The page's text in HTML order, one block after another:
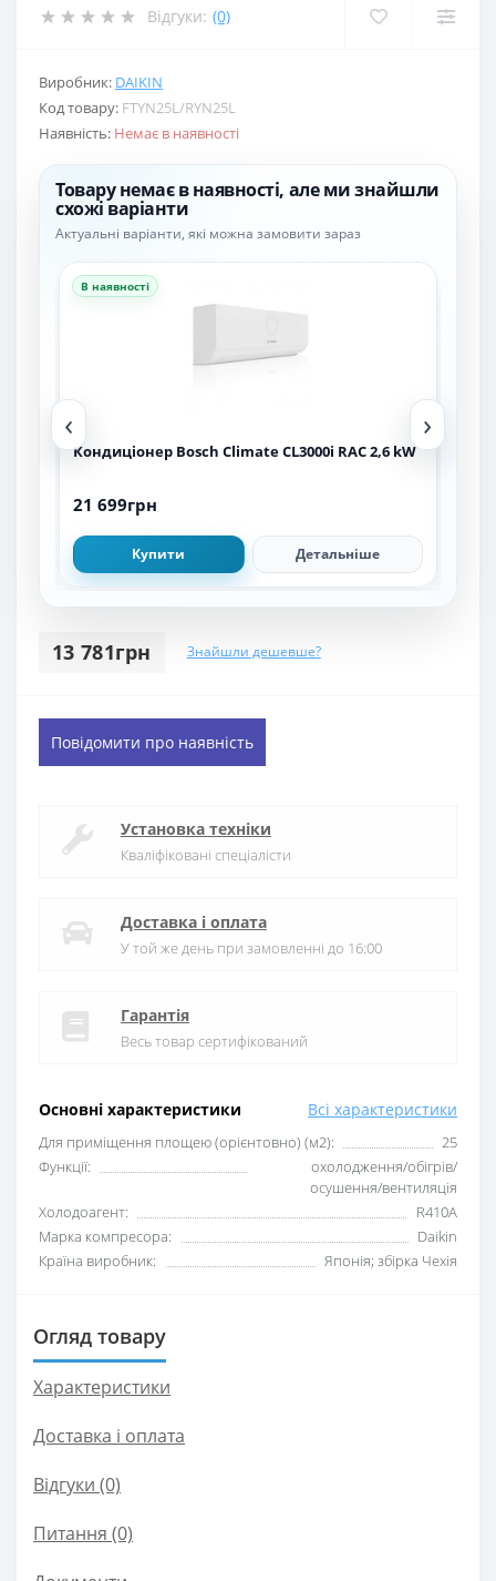
Відгуки: (0)
Виробник: DAIKIN
Код товару: FTYN25L/RYN25L
Наявність: Немає в наявності
Товару немає в наявності, але ми знайшли
схожі варіанти
Актуальні варіанти, які можна замовити зараз
‹
В наявності
Кондиціонер Bosch Climate CL3000i RAC 2,6 kW
21 699грн
Купити Детальніше
›
13 781грн Знайшли дешевше?
Основні характеристики Всі характеристики
Для приміщення площею (орієнтовно) (м2):
25
Функції:
охолодження/обігрів/
осушення/вентиляція
Xолодоагент:
R410А
Марка компресора:
Daikin
Країна виробник:
Японія; збірка Чехія
Повідомити про наявність
Установка техніки
Кваліфіковані спеціалісти
Доставка і оплата
У той же день при замовленні до 16:00
Гарантія
Весь товар сертифікований
Огляд товару
Характеристики
Доставка і оплата
Відгуки (0)
Питання (0)